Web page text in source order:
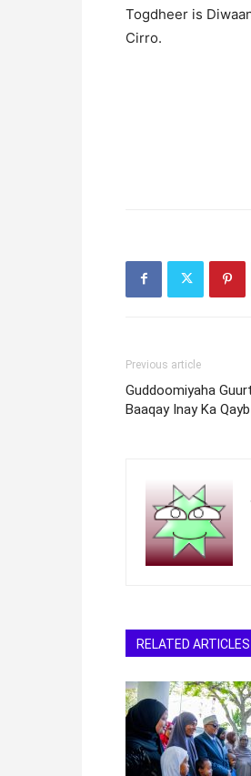
Togdheer is
Cirro.
Previous article
Guddoomiyaha
Baaqay Inay Ka
RELATED ARTICLES